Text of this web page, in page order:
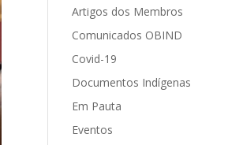
Artigos dos Membros
Comunicados OBIND
Covid-19
Documentos Indígenas
Em Pauta
Eventos